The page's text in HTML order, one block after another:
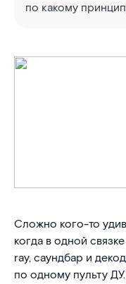
по какому
Сложно кого-то
когда в одной
ray, саундбар и
по одному пульту